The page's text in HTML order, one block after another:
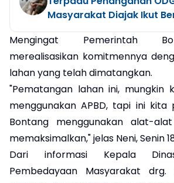
Masyarakat Diajak Ikut
Mengingat Pemerintah
merealisasikan komitmennya
lahan yang telah dimatangkan.
"Pematangan lahan ini, mungkin
menggunakan APBD, tapi ini
Bontang menggunakan alat-
memaksimalkan," jelas Neni, Senin
Dari informasi Kepala
Pembedayaan Masyarakat drg.